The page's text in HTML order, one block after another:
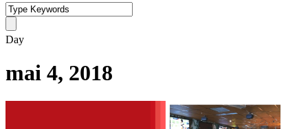
Day
mai 4, 2018